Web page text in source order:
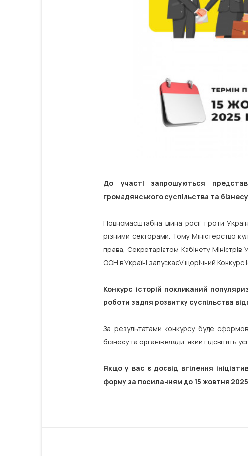
До участі запрошуються
громадянського суспільства та
Повномасштабна війна росії проти
різними секторами. Тому Міністерство
права, Секретаріатом Кабінету
ООН в Україні запускаєV щорічний Конкурс
Конкурс історій покликаний
роботи задля розвитку суспільства
За результатами конкурсу буде
бізнесу та органів влади, який підсвітить
Якщо у вас є досвід втілення
форму за посиланням до 15 жовтня